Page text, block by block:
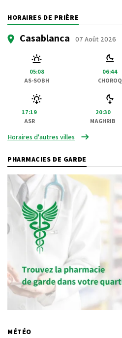
HORAIRES DE PRIÈRE
Casablanca 07 Août 2026
05:08
AS-SOBH
06:44
CHOROQ
17:19
ASR
20:30
MAGHRIB
Horaires d'autres villes
PHARMACIES DE GARDE
MÉTÉO